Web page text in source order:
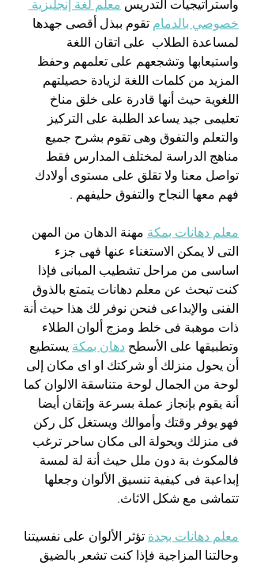
واستراتيجيات التدريس معلم لغة إنجليزية
خصوصي بالدمام تقوم ببذل أقصى جهدها
لمساعدة الطلاب  على اتقان اللغة
واستيعابها وتشجعهم على تعلمهم وحفظ
المزيد من كلمات اللغة لزيادة حصيلتهم
اللغوية حيث أنها قادرة على خلق مناخ
تعليمى جيد يساعد الطلبة على التركيز
والتعلم والتفوق وهى تقوم بشرح جميع
مناهج الدراسة لمختلف المدارس فقط
تواصل معنا ولا تقلق على مستوى أولادك
فهم معها النجاح والتفوق حليفهم .
معلم دهانات بمكة مهنة الدهان من المهن
التى لا يمكن الاستغناء عنها فهى جزء
اساسى من مراحل تشطيب المبانى فإذا
كنت تبحث عن معلم دهانات يتمتع بالذوق
الفنى والإبداعى فنحن نوفر لك هذا حيث أنة
ذات موهبة فى خلط ومزج ألوان الطلاء
وتطبيقها على الأسطح دهان بمكة يستطيع
أن يحول منزلك أو شركتك او اى مكان إلى
لوحة من الجمال لوحة متناسقة الالوان كما
أنة يقوم بإنجاز عملة بسرعة وإتقان أيضا
فهو يوفر وقتك وأموالك ويستغل كل ركن
فى منزلك ويحولة الى مكان ساحر ترغب
فالمكوث بة دون ملل حيث أنة لة لمسة
إبداعية فى كيفية تنسيق الألوان وجعلها
تتماشى مع شكل الاثاث.
معلم دهانات بجدة تؤثر الألوان على نفسيتنا
وحالتنا المزاجية فإذا كنت تشعر بالضيق